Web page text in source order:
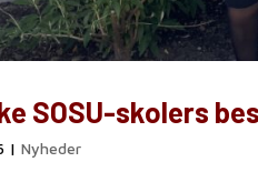
SOSU-skolers
|Nyheder